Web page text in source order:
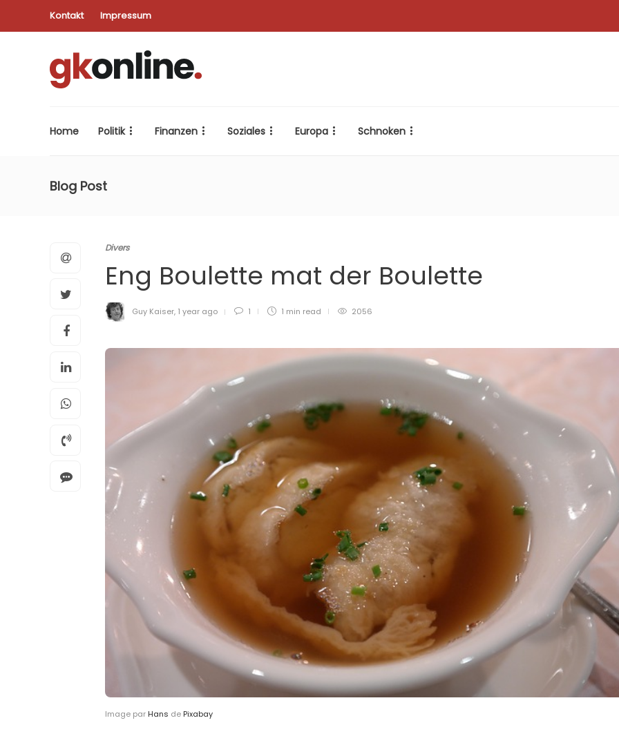
Kontakt Impressum
Home Politik Finanzen Soziales Europa Schnoken
Blog Post
Divers
Eng Boulette mat der Boulette
Guy Kaiser, 1 year ago 1 1 min read 2056
Image par Hans de Pixabay